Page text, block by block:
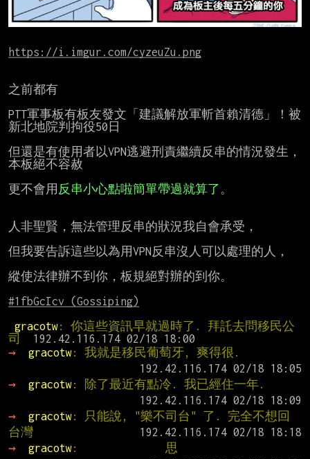
https://i.imgur.com/cyzeuZu.png
之前都有
PTT軍事板有板友發文「建議解放軍斬首賴清德」！被
新北地院判拘役50日
但還是有使用者以VPN逃避刑責繼續反串的情況發生，
本板絕不容赦
更不會用 反串小心點啦簡單帶過就算了 。
人非聖賢，無法管理反串的狀況我自會承受，
但我要告訴這些以為用VPN反串沒人可以處理的人，
縱使法律辦不到你，板規絕對辦的到你。
#1fbGcIcv (Gossiping)
gracotw: 你這些資訊早就過時了. 拜託去問移民公
司
→
gracotw: 我就是移民葡萄牙, 爽得很.
→
gracotw: 除了最近有點冷. 我已經住一年.
→
gracotw: 只能說, "樂不司台" 了. 完全不想回
台灣
→
gracotw:              思